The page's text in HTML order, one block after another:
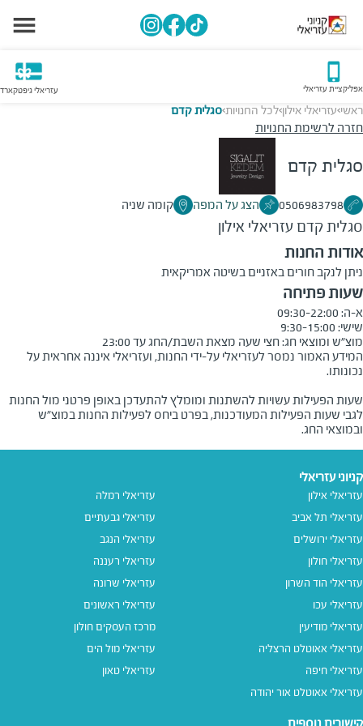
אפליקציית עזריאלי עזריאלי גיפטקארד
ראשי>עזריאלי אילון>לכל החנויות>סגלית קדם
חזרה לרשימת החנויות
סגלית קדם
0506983798 הצג על המפה קומה שניה
סגלית קדם עזריאלי אילון
אודות החנות
ניתן לנקב חורים באזניים בשיטה אמריקאית
שעות פתיחה
מוצ״ש ומוצאי חג: חצי שעה מצאת השבת/החג עד 23:00
המידע האמור נמסר לעזריאלי על-ידי החנות, ועזריאלי איננה אחראית על
שעות הפעילות עשויות להשתנות ומומלץ להתעדכן באופן פרטני מול החנות
לגבי שעות הפעילות המעודכנות, בפרט ביחס לפעילות החנות במוצ"ש
ובמוצאי החג.
קניוני עזריאלי
עזריאלי אילון
עזריאלי תל אביב
עזריאלי ירושלים
עזריאלי חולון
עזריאלי הוד השרון
עזריאלי עכו
עזריאלי מודיעין
עזריאלי אאוטלט הרצליה
עזריאלי חיפה
עזריאלי אאוטלט אור יהודה
עזריאלי רמלה
עזריאלי גבעתיים
עזריאלי הנגב
עזריאלי רעננה
עזריאלי שרונה
עזריאלי ראשונים
מרכז העסקים חולון
עזריאלי מול הים
עזריאלי טאון